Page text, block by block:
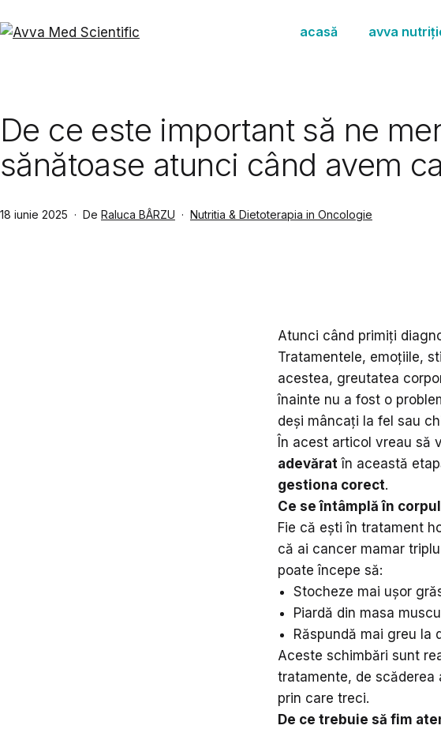
la
acasă avva
De ce este important să ne
sănătoase atunci când avem
Publicat
18 iunie 2025 De Raluca BÂRZU
Din
Nutritia & Dietoterapia in Oncologie
Atunci când primiți
Tratamentele, emoțiile,
acestea, greutatea
înainte nu a fost o
deși mâncați la fel sau
În acest articol vreau să
adevărat în această
gestiona corect.
Ce se întâmplă în
Fie că ești în tratament
că ai cancer mamar
poate începe să:
Stocheze mai ușor
Piardă din masa
Răspundă mai greu la
Aceste schimbări sunt
tratamente, de
prin care treci.
De ce trebuie să fim